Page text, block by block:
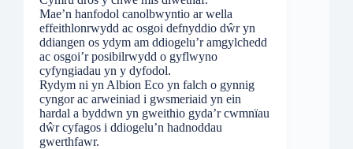
Mae’n hanfodol canolbwyntio ar wella
effeithlonrwydd ac osgoi defnyddio dŵr yn
ddiangen os ydym am ddiogelu’r amgylchedd
ac osgoi’r posibilrwydd o gyflwyno
cyfyngiadau yn y dyfodol.
Rydym ni yn Albion Eco yn falch o gynnig
cyngor ac arweiniad i gwsmeriaid yn ein
hardal a byddwn yn gweithio gyda’r cwmnïau
dŵr cyfagos i ddiogelu’n hadnoddau
gwerthfawr.